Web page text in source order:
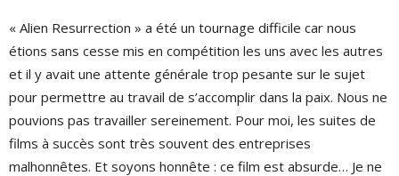
« Alien Resurrection » a été un tournage difficile car nous
étions sans cesse mis en compétition les uns avec les autres
et il y avait une attente générale trop pesante sur le sujet
pour permettre au travail de s’accomplir dans la paix. Nous ne
pouvions pas travailler sereinement. Pour moi, les suites de
films à succès sont très souvent des entreprises
malhonnêtes. Et soyons honnête : ce film est absurde… Je ne